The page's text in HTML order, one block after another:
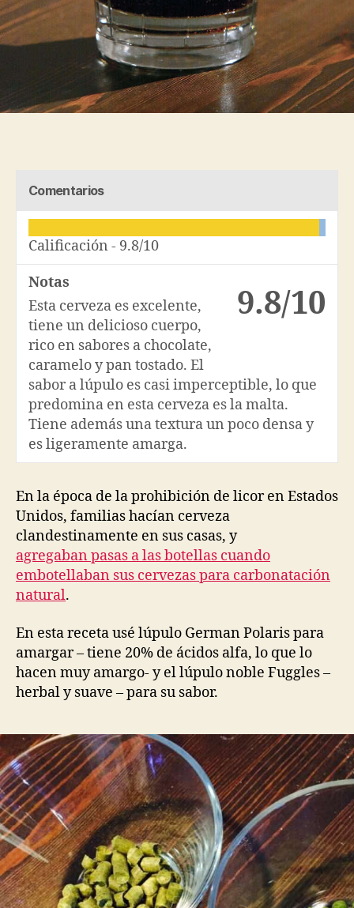
Comentarios
Calificación - 9.8/10
9.8/10
Notas
Esta cerveza es excelente,
tiene un delicioso cuerpo,
rico en sabores a chocolate,
caramelo y pan tostado. El
sabor a lúpulo es casi imperceptible, lo que
predomina en esta cerveza es la malta.
Tiene además una textura un poco densa y
es ligeramente amarga.
En la época de la prohibición de licor en Estados
Unidos, familias hacían cerveza
clandestinamente en sus casas, y
agregaban pasas a las botellas cuando
embotellaban sus cervezas para carbonatación
natural.
En esta receta usé lúpulo German Polaris para
amargar – tiene 20% de ácidos alfa, lo que lo
hacen muy amargo- y el lúpulo noble Fuggles –
herbal y suave – para su sabor.